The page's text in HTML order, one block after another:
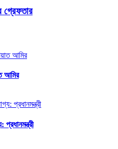
গ্রেফতার
আমির